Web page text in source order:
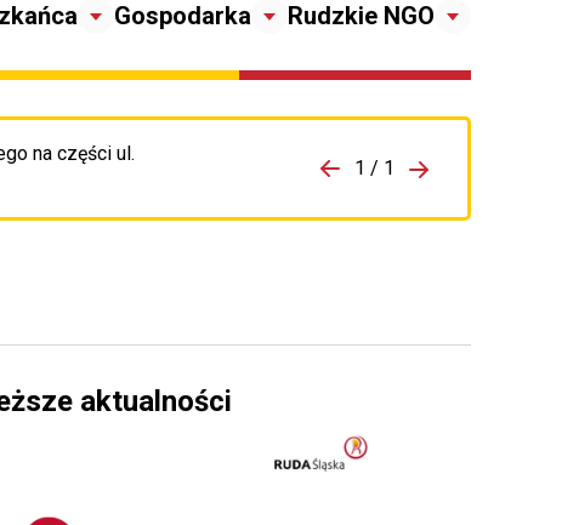
Gospodarka Rudzkie NGO
na części ul.
do porzpedniego komunikatu 1 / 1
Przejdź do
aktualności